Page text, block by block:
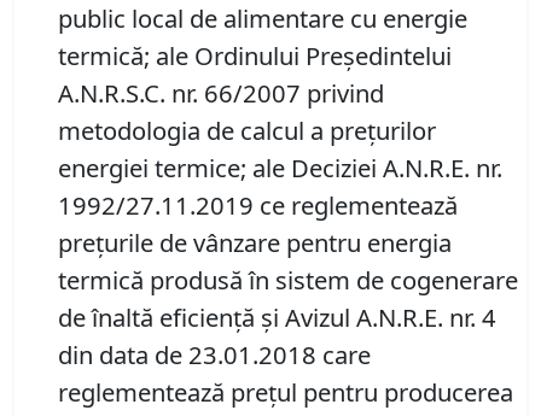
public local de alimentare cu energie
termică; ale Ordinului Președintelui
A.N.R.S.C. nr. 66/2007 privind
metodologia de calcul a prețurilor
energiei termice; ale Deciziei A.N.R.E. nr.
1992/27.11.2019 ce reglementează
prețurile de vânzare pentru energia
termică produsă în sistem de cogenerare
de înaltă eficiență și Avizul A.N.R.E. nr. 4
din data de 23.01.2018 care
reglementează prețul pentru producerea